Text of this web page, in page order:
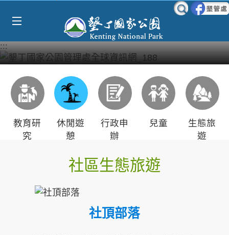
:::
教育研
究
休閒遊
憩
行政申
辦
兒童
生態旅
遊
社區生態旅遊
社頂部落